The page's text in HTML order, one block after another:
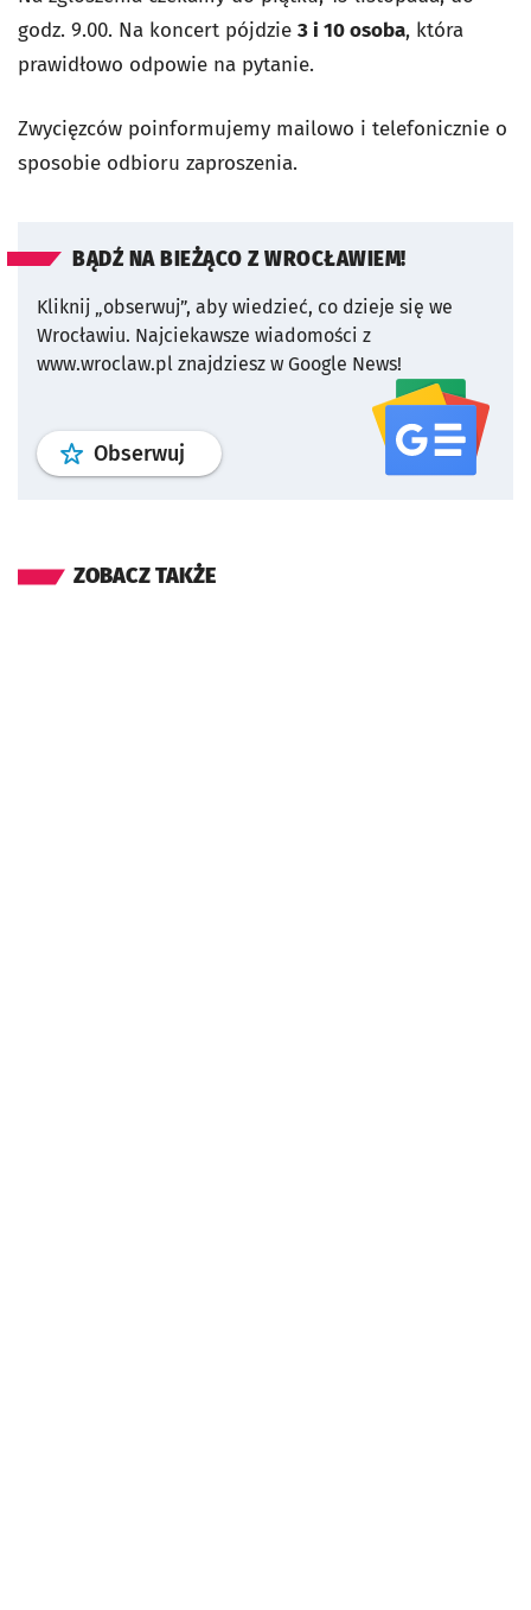
godz. 9.00. Na koncert pójdzie 3 i 10 osoba, która
prawidłowo odpowie na pytanie.
Zwycięzców poinformujemy mailowo i telefonicznie o
sposobie odbioru zaproszenia.
BĄDŹ NA BIEŻĄCO Z WROCŁAWIEM!
Kliknij „obserwuj”, aby wiedzieć, co dzieje się we
Wrocławiu. Najciekawsze wiadomości z
www.wroclaw.pl znajdziesz w Google News!
Obserwuj profil serwisu
ZOBACZ TAKŻE